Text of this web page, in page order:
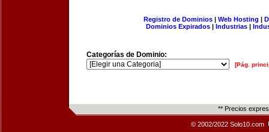
Registro de Dominios| Web Hosting |
Dominios Expirados | Industrias |
Categorías de Dominio:
[Pág.
** Precios
© 2002/2022 Solo10.com